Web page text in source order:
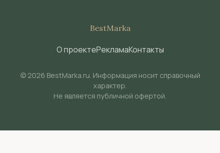
BestMarka
О проектеРекламаКонтакты
© 2026 BestMarka.ru. Информация носит справочный
характер.
Не является публичной офертой.